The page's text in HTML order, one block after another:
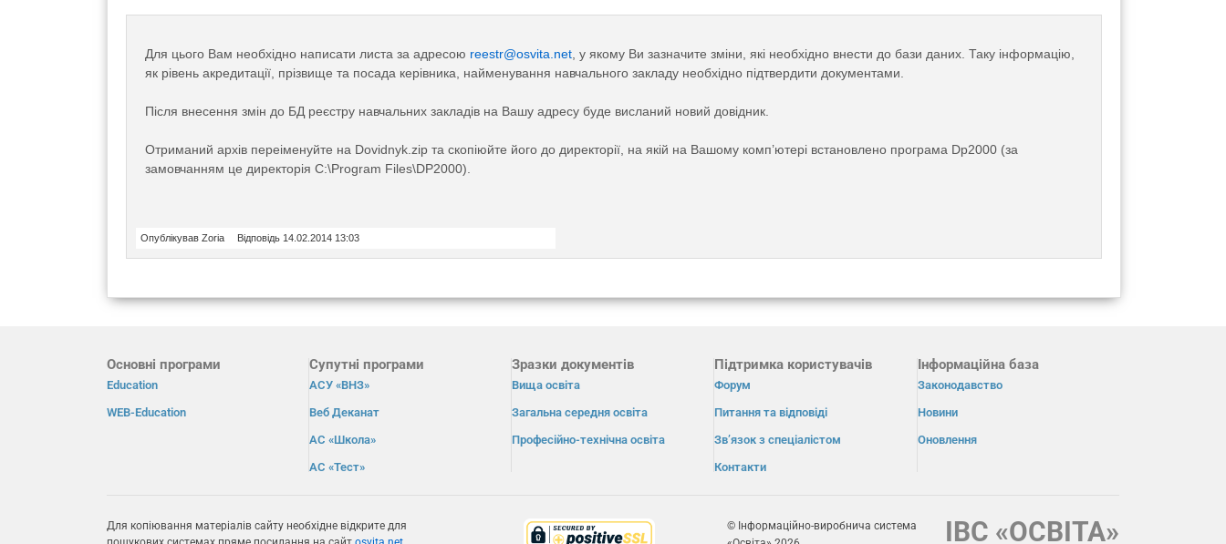
Для цього Вам необхідно написати листа за адресою reestr@osvita.net, у якому Ви зазначите зміни, які необхідно внести до бази даних. Таку інформацію,
як рівень акредитації, прізвище та посада керівника, найменування навчального закладу необхідно підтвердити документами.
Після внесення змін до БД реєстру навчальних закладів на Вашу адресу буде висланий новий довідник.
Отриманий архів переіменуйте на Dovidnyk.zip та скопіюйте його до директорії, на якій на Вашому комп’ютері встановлено програма Dp2000 (за
замовчанням це директорія C:\Program Files\DP2000).
Опублікував Zoria Відповідь 14.02.2014 13:03
Основні програми
Education
WEB-Education
Супутні програми
АСУ «ВНЗ»
Веб Деканат
АС «Школа»
АС «Тест»
Зразки документів
Вища освіта
Загальна середня освіта
Професійно-технічна освіта
Підтримка користувачів
Форум
Питання та відповіді
Зв’язок з спеціалістом
Контакти
Інформаційна база
Законодавство
Новини
Оновлення
Для копіювання матеріалів сайту необхідне відкрите для
© Інформаційно-виробнича система
ІВС «ОСВІТА»